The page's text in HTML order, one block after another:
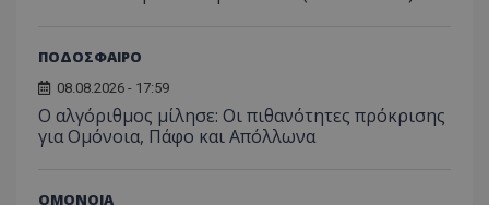
ΠΟΔΟΣΦΑΙΡΟ
08.08.2026 - 17:59
Ο αλγόριθμος μίλησε: Οι πιθανότητες πρόκρισης
για Ομόνοια, Πάφο και Απόλλωνα
ΟΜΟΝΟΙΑ